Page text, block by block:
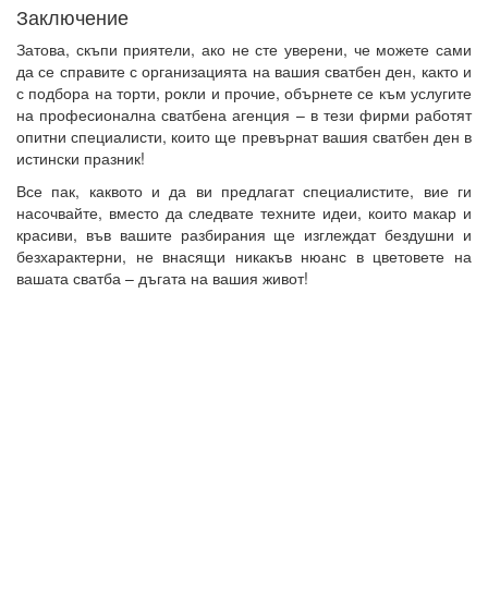
Заключение
Затова, скъпи приятели, ако не сте уверени, че можете сами
да се справите с организацията на вашия сватбен ден, както и
с подбора на торти, рокли и прочие, обърнете се към услугите
на професионална сватбена агенция – в тези фирми работят
опитни специалисти, които ще превърнат вашия сватбен ден в
истински празник!
Все пак, каквото и да ви предлагат специалистите, вие ги
насочвайте, вместо да следвате техните идеи, които макар и
красиви, във вашите разбирания ще изглеждат бездушни и
безхарактерни, не внасящи никакъв нюанс в цветовете на
вашата сватба – дъгата на вашия живот!